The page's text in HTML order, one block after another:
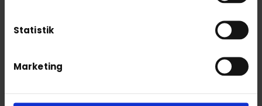
Statistik
Marketing
og den kan derfor varierer alt afhængig af
hvilke behandlere der er i dit område. Vores